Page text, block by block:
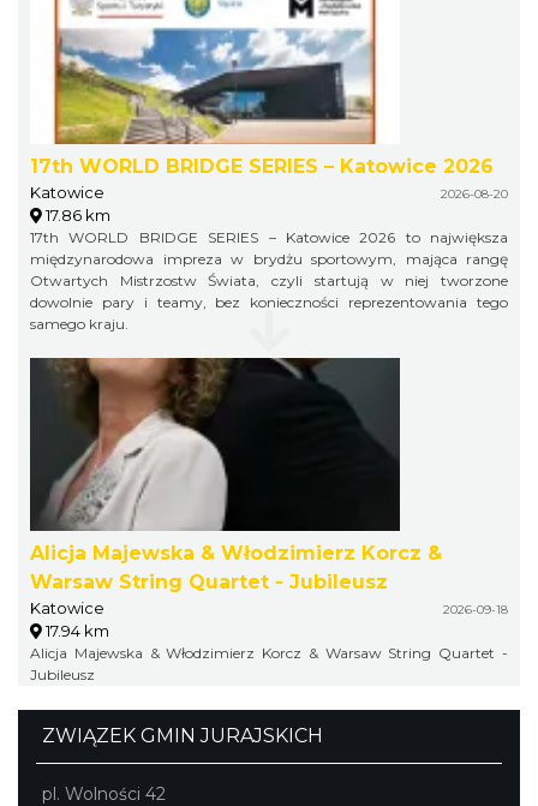
17th WORLD BRIDGE SERIES – Katowice 2026
Katowice 2026-08-20
17.86 km
17th WORLD BRIDGE SERIES – Katowice 2026 to największa
międzynarodowa impreza w brydżu sportowym, mająca rangę
Otwartych Mistrzostw Świata, czyli startują w niej tworzone
dowolnie pary i teamy, bez konieczności reprezentowania tego
samego kraju.
Alicja Majewska & Włodzimierz Korcz &
Warsaw String Quartet - Jubileusz
Katowice 2026-09-18
17.94 km
Alicja Majewska & Włodzimierz Korcz & Warsaw String Quartet -
Jubileusz
ZWIĄZEK GMIN JURAJSKICH
pl. Wolności 42